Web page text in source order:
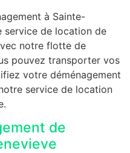
à Sainte-
service de location de
notre flotte de
pouvez transporter vos
votre déménagement
service de location
de